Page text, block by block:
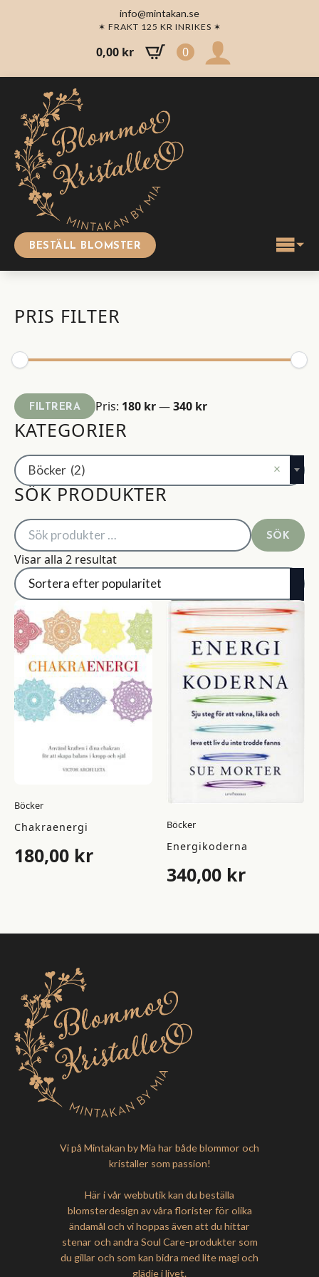
info@mintakan.se
✶ FRAKT 125 KR INRIKES ✶
0,00 kr 0
BESTÄLL BLOMSTER
PRIS FILTER
Min
pris
Max
pris
FILTRERA Pris: 180 kr—340 kr
KATEGORIER
×
Böcker (2)
SÖK PRODUKTER
Sök
efter:
SÖK
Visar alla 2 resultatSortera
popularitet
Böcker
Chakraenergi
180,00 kr
Böcker
Energikoderna
340,00 kr
Vi på Mintakan by Mia har både blommor och
kristaller som passion!
Här i vår webbutik kan du beställa
blomsterdesign av våra florister för olika
ändamål och vi hoppas även att du hittar
stenar och andra Soul Care-produkter som
du gillar och som kan bidra med lite magi och
glädje i livet.